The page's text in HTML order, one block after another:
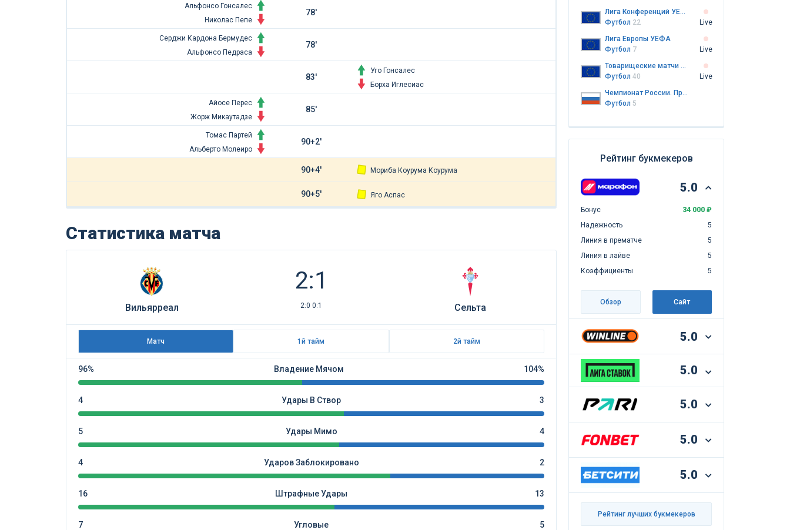
Альфонсо Гонсалес
Николас Пепе
78'
Серджи Кардона Бермудес
Альфонсо Педраса
78'
83'
Уго Гонсалес
Борха Иглесиас
Айосе Перес
Жорж Микаутадзе
85'
Томас Партей
Альберто Молеиро
90+2'
90+4' Мориба Коурума Коурума
90+5' Яго Аспас
Статистика матча
Вильярреал
2:1
2:0 0:1 Сельта
Матч 1й тайм 2й тайм
96% Владение Мячом 104%
4 Удары В Створ 3
5 Удары Мимо 4
4 Ударов Заблокировано 2
16 Штрафные Удары 13
7 Угловые 5
Лига Конференций УЕФА
Футбол 22
Live
Лига Европы УЕФА
Футбол 7
Live
Товарищеские матчи клубов
Футбол 40
Live
Чемпионат России. Премьер-лига
Футбол 5
Рейтинг букмекеров
5.0
Бонус
34 000 ₽
Надежность
5
Линия в прематче
5
Линия в лайве
5
Коэффициенты
5
Обзор Сайт
5.0
5.0
5.0
5.0
5.0
Рейтинг лучших букмекеров